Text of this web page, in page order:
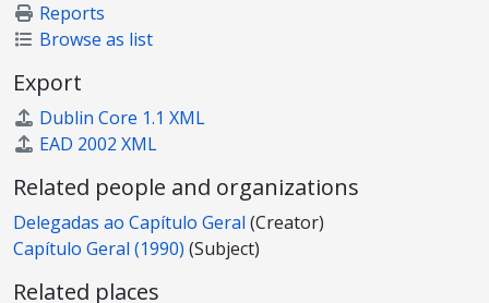
Reports
Browse as list
Export
Dublin Core 1.1 XML
EAD 2002 XML
Related people and organizations
Delegadas ao Capítulo Geral (Creator)
Capítulo Geral (1990) (Subject)
Related places